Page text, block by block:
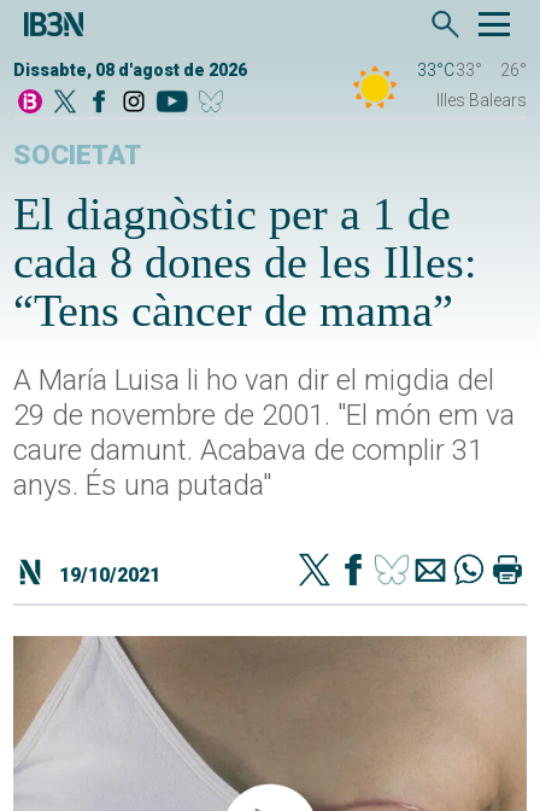
Dissabte, 08 d'agost de 2026 33°C33°
26°
Illes Balears
SOCIETAT
El diagnòstic per a 1 de
cada 8 dones de les Illes:
“Tens càncer de mama”
A María Luisa li ho van dir el migdia del
29 de novembre de 2001. "El món em va
caure damunt. Acabava de complir 31
anys. És una putada"
19/10/2021